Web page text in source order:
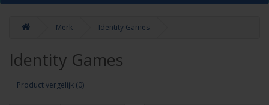
Merk Identity Games
Identity Games
Product vergelijk (0)